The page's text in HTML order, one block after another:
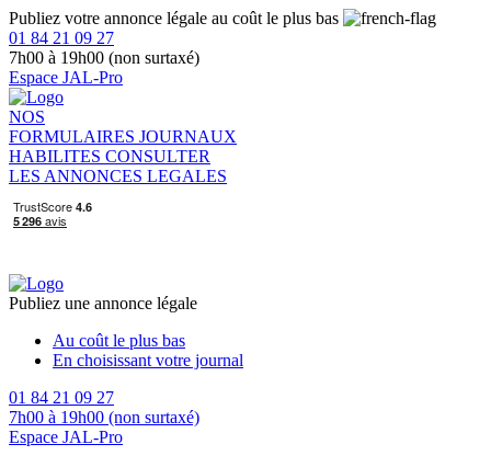
Publiez votre annonce légale au coût le plus bas
01 84 21 09 27
7h00 à 19h00 (non surtaxé)
Espace JAL-Pro
NOS
FORMULAIRES JOURNAUX
HABILITES CONSULTER
LES ANNONCES LEGALES
Publiez une annonce légale
Au coût le plus bas
En choisissant votre journal
01 84 21 09 27
7h00 à 19h00 (non surtaxé)
Espace JAL-Pro